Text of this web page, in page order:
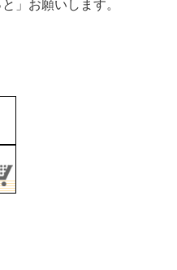
と」お願いします。